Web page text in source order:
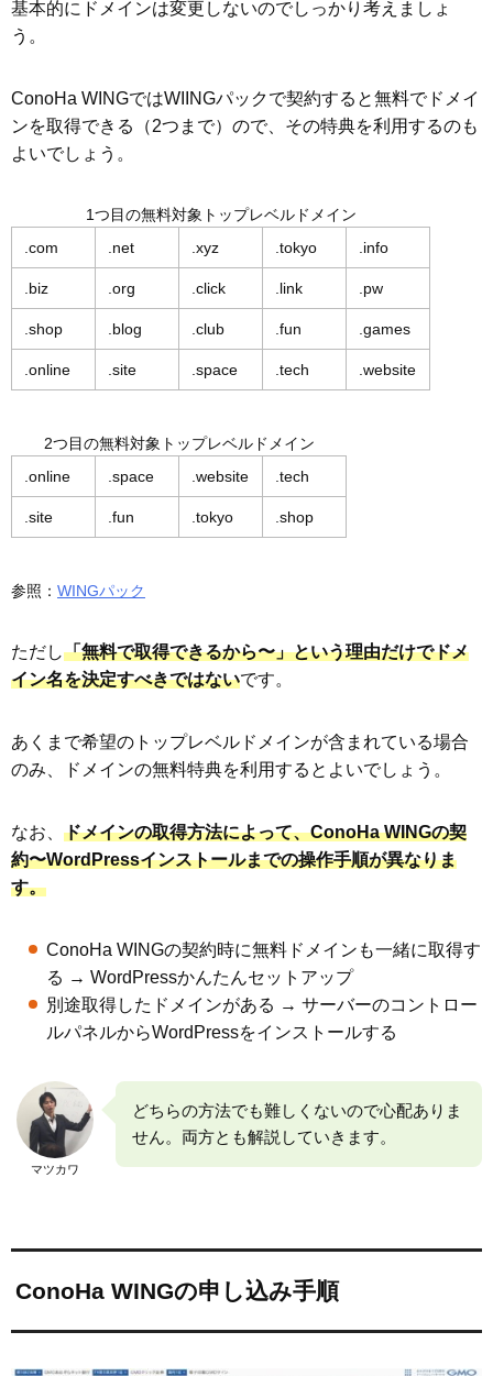
基本的にドメインは変更しないのでしっかり考えましょ
う。
ConoHa WINGではWIINGパックで契約すると無料でドメイ
ンを取得できる（2つまで）ので、その特典を利用するのも
よいでしょう。
1つ目の無料対象トップレベルドメイン
.com
.net .xyz .tokyo .info
.biz .org .click .link .pw
.shop .blog .club .fun .games
.online .site .space .tech .website
2つ目の無料対象トップレベルドメイン
.online
.space .website .tech
.site .fun .tokyo .shop
参照： WINGパック
ただし「無料で取得できるから〜」という理由だけでドメ
イン名を決定すべきではないです。
あくまで希望のトップレベルドメインが含まれている場合
のみ、ドメインの無料特典を利用するとよいでしょう。
なお、 ドメインの取得方法によって、ConoHa WINGの契
約〜WordPressインストールまでの操作手順が異なりま
す。
ConoHa WINGの契約時に無料ドメインも一緒に取得す
る → WordPressかんたんセットアップ
別途取得したドメインがある → サーバーのコントロー
ルパネルからWordPressをインストールする
マツカワ
どちらの方法でも難しくないので心配ありま
せん。両方とも解説していきます。
ConoHa WINGの申し込み手順